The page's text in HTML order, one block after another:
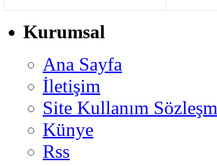
Kurumsal
Ana Sayfa
İletişim
Site Kullanım
Künye
Rss